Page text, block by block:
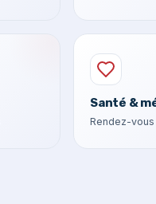
Santé &
Rendez-